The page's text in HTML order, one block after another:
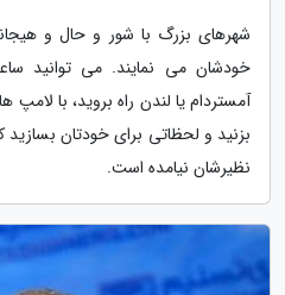
شهرهای بزرگ با شور و حال و
خودشان می نمایند. می توانید
آمستردام یا لندن راه بروید، با لامپ
بزنید و لحظاتی برای خودتان
نظیرشان نیامده است.